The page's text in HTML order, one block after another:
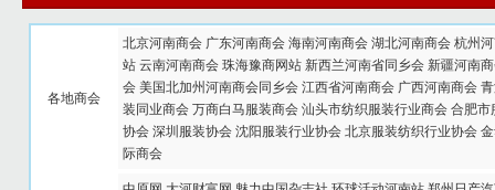
各地商会
北京河南商会 广东河南商会 海南河南商会 湖北河南商会 杭州
站 云南河南商会 珠海豫商网站 新西兰河南省同乡会 新疆河南
会 美国北加州河南商会同乡会 江西省河南商会 广西河南商会
装同业商会 万商白马服装商会 汕头市纺织服装行业商会 合肥市
协会 深圳服装协会 沈阳服装行业协会 北京服装纺织行业协会
际商会